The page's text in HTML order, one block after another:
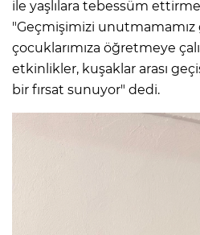
ile yaşlılara tebessüm
"Geçmişimizi
çocuklarımıza öğretmeye
etkinlikler, kuşaklar arası
bir fırsat sunuyor" dedi.